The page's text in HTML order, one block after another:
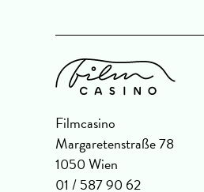
Filmcasino
Margaretenstraße 78
1050 Wien
01 / 587 90 62